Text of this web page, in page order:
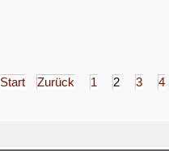
Start Zurück 1 2 3 4